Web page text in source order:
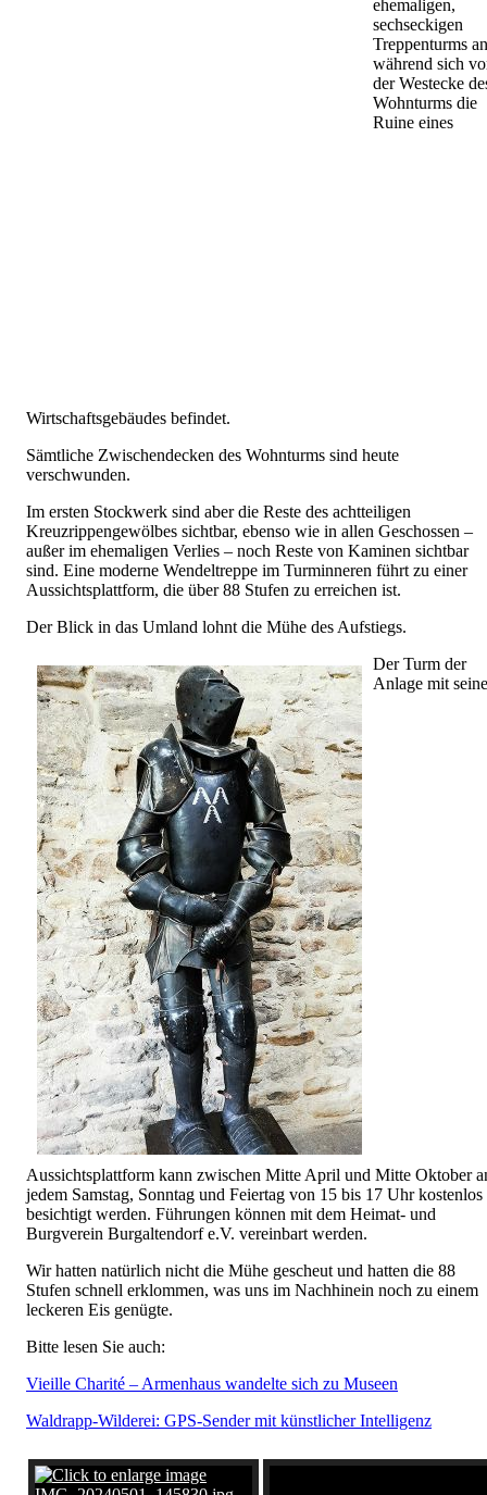
ehemaligen,
sechseckigen
Treppenturms
während sich
der Westecke
Wohnturms die
Ruine eines
Wirtschaftsgebäudes befindet.
Sämtliche Zwischendecken des Wohnturms sind heute
verschwunden.
Im ersten Stockwerk sind aber die Reste des achtteiligen
Kreuzrippengewölbes sichtbar, ebenso wie in allen Geschossen –
außer im ehemaligen Verlies – noch Reste von Kaminen sichtbar
sind. Eine moderne Wendeltreppe im Turminneren führt zu einer
Aussichtsplattform, die über 88 Stufen zu erreichen ist.
Der Blick in das Umland lohnt die Mühe des Aufstiegs.
Der Turm der
Anlage mit
Aussichtsplattform kann zwischen Mitte April und Mitte Oktober
jedem Samstag, Sonntag und Feiertag von 15 bis 17 Uhr kostenlos
besichtigt werden. Führungen können mit dem Heimat- und
Burgverein Burgaltendorf e.V. vereinbart werden.
Wir hatten natürlich nicht die Mühe gescheut und hatten die 88
Stufen schnell erklommen, was uns im Nachhinein noch zu einem
leckeren Eis genügte.
Bitte lesen Sie auch:
Vieille Charité – Armenhaus wandelte sich zu Museen
Waldrapp-Wilderei: GPS-Sender mit künstlicher Intelligenz